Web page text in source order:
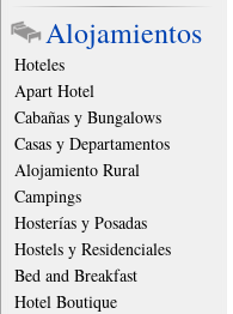
Alojamientos
Hoteles
Apart Hotel
Cabañas y Bungalows
Casas y Departamentos
Alojamiento Rural
Campings
Hosterías y Posadas
Hostels y Residenciales
Bed and Breakfast
Hotel Boutique